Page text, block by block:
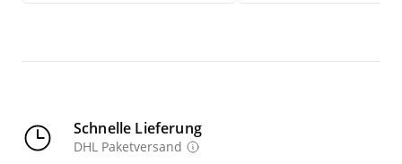
Schnelle Lieferung
DHL Paketversand